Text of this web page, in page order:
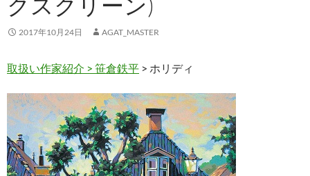
キ
ッ 2017年10月24日 AGAT_MASTER
取扱い作家紹介 > 笹倉鉄平 > ホリディ